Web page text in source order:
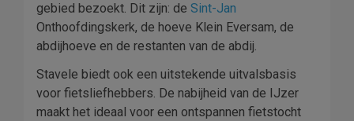
gebied bezoekt. Dit zijn: de Sint-Jan
Onthoofdingskerk, de hoeve Klein Eversam, de
abdijhoeve en de restanten van de abdij.
Stavele biedt ook een uitstekende uitvalsbasis
voor fietsliefhebbers. De nabijheid van de IJzer
maakt het ideaal voor een ontspannen fietstocht